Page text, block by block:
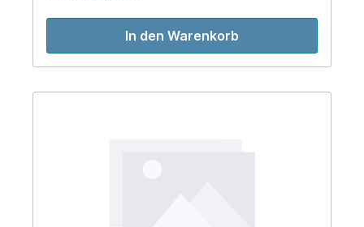
In den Warenkorb